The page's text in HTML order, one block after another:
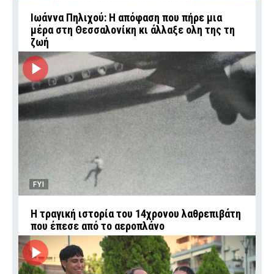
Ιωάννα Πηλιχού: Η απόφαση που πήρε μια
μέρα στη Θεσσαλονίκη κι άλλαξε ολη της τη
ζωή
FYI
Η τραγική ιστορία του 14χρονου λαθρεπιβάτη
που έπεσε από το αεροπλάνο